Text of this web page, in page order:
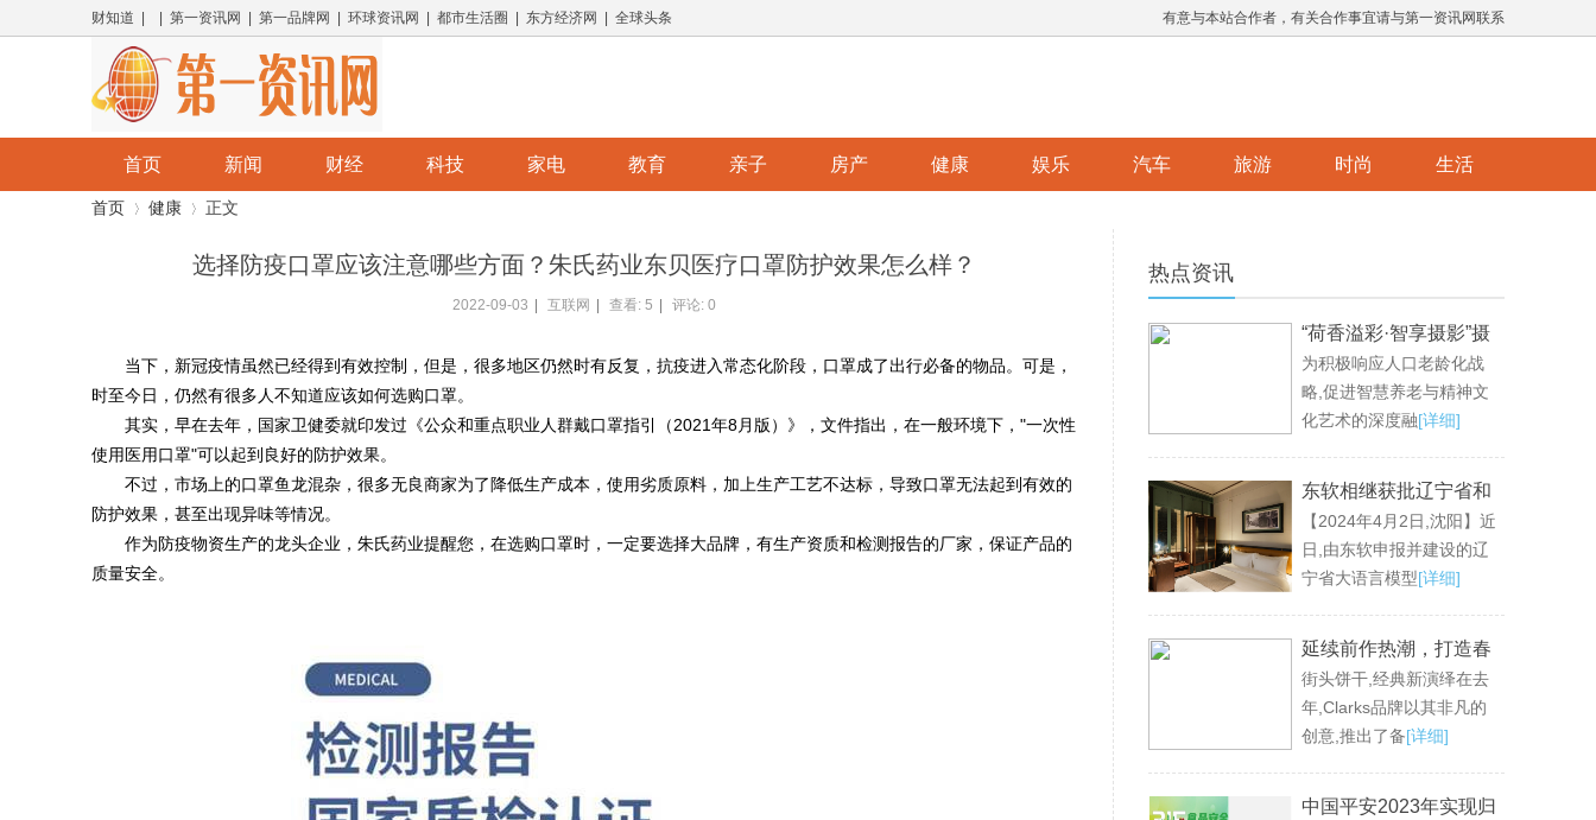
财知道 | | 第一资讯网 | 第一品牌网 | 环球资讯网 | 都市生活圈 | 东方经济网 | 全球头条 有意与本站合作者，有关合作事宜请与第一资讯网联系
首页 新闻 财经 科技 家电 教育 亲子 房产 健康 娱乐 汽车 旅游 时尚 生活
首页 健康 正文
选择防疫口罩应该注意哪些方面？朱氏药业东贝医疗口罩防护效果怎么样？
2022-09-03 互联网 查看: 5 评论: 0
当下，新冠疫情虽然已经得到有效控制，但是，很多地区仍然时有反复，抗疫进入常态化阶段，口罩成了出行必备的物品。可是，
时至今日，仍然有很多人不知道应该如何选购口罩。
其实，早在去年，国家卫健委就印发过《公众和重点职业人群戴口罩指引（2021年8月版）》，文件指出，在一般环境下，"一次性
使用医用口罩"可以起到良好的防护效果。
不过，市场上的口罩鱼龙混杂，很多无良商家为了降低生产成本，使用劣质原料，加上生产工艺不达标，导致口罩无法起到有效的
防护效果，甚至出现异味等情况。
作为防疫物资生产的龙头企业，朱氏药业提醒您，在选购口罩时，一定要选择大品牌，有生产资质和检测报告的厂家，保证产品的
质量安全。
热点资讯
“荷香溢彩·智享摄影”摄
影公益活动成功举办，
共绘老龄生活新画卷
为积极响应人口老龄化战
略,促进智慧养老与精神文
化艺术的深度融[详细]
东软相继获批辽宁省和
沈阳市大语言模型创新
平台
【2024年4月2日,沈阳】近
日,由东软申报并建设的辽
宁省大语言模型[详细]
延续前作热潮，打造春
夏最爱街头 Clarks诚意
推出SS24 Torhill饼干家
族
街头饼干,经典新演绎在去
年,Clarks品牌以其非凡的
创意,推出了备[详细]
中国平安2023年实现归